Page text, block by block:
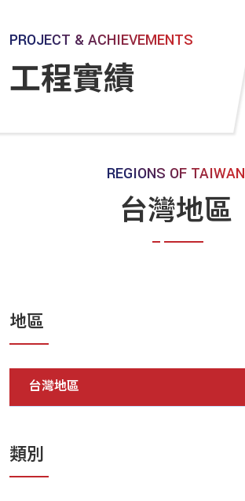
PROJECT & ACHIEVEMENTS
工程實績
REGIONS OF TAIWAN
台灣地區
地區
台灣地區
類別